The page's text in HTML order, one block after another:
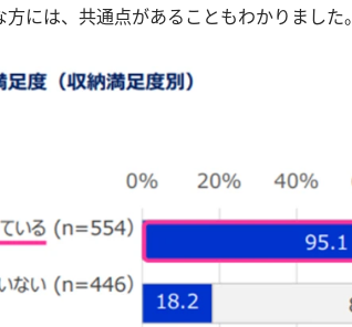
には、共通点があることもわかりました。